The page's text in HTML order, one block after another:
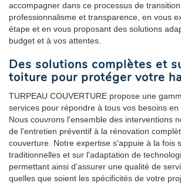
accompagner dans ce processus de
professionnalisme et transparence, en vous
étape et en vous proposant des solutions
budget et à vos attentes.
Des solutions complètes et
toiture pour protéger votre
TURPEAU COUVERTURE propose une
services pour répondre à tous vos besoins en
Nous couvrons l'ensemble des interventions
de l'entretien préventif à la rénovation
couverture. Notre expertise s'appuie à la fois
traditionnelles et sur l'adaptation de
permettant ainsi d'assurer une qualité de
quelles que soient les spécificités de votre